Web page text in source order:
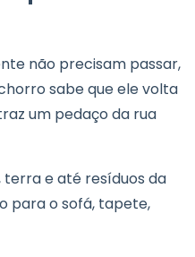
não precisam passar,
sabe que ele volta
um pedaço da rua
terra e até resíduos da
para o sofá, tapete,